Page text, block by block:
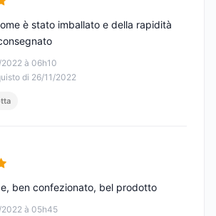
à 06h10
di 26/11/2022
è stato imballato e della rapidità
à 05h45
ben confezionato, bel prodotto